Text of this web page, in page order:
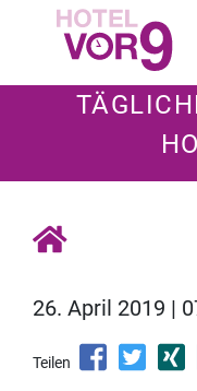
26. April 2019 |
Teilen